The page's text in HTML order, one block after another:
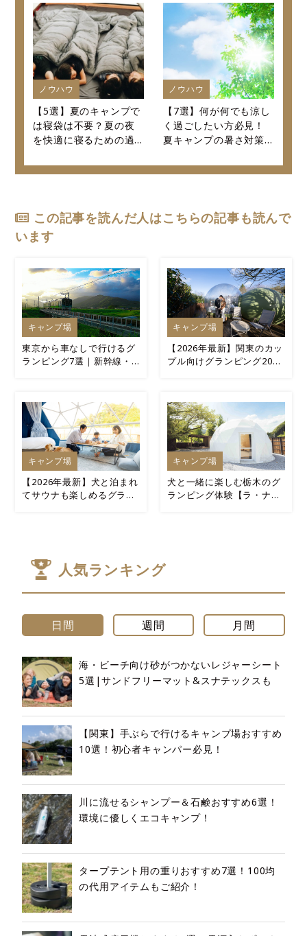
ノウハウ
【5選】夏のキャンプで
は寝袋は不要？夏の夜
を快適に寝るための過
ノウハウ
【7選】何が何でも涼し
く過ごしたい方必見！
夏キャンプの暑さ対策
この記事を読んだ人はこちらの記事も読んで
います
キャンプ場
東京から車なしで行けるグ
ランピング7選｜新幹線・
キャンプ場
【2026年最新】関東のカッ
プル向けグランピング20選
キャンプ場
【2026年最新】犬と泊まれ
てサウナも楽しめるグラン
キャンプ場
犬と一緒に楽しむ栃木のグ
ランピング体験【ラ・ナチ
人気ランキング
日間 週間 月間
海・ビーチ向け砂がつかないレジャーシート
5選|サンドフリーマット&スナテックスも
【関東】手ぶらで行けるキャンプ場おすすめ
10選！初心者キャンパー必見！
川に流せるシャンプー＆石鹸おすすめ6選！
環境に優しくエコキャンプ！
タープテント用の重りおすすめ7選！100均
の代用アイテムもご紹介！